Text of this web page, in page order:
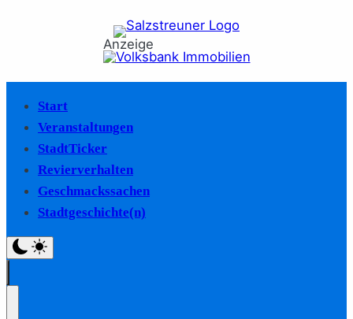
Anzeige
Start
Veranstaltungen
StadtTicker
Revierverhalten
Geschmackssachen
Stadtgeschichte(n)